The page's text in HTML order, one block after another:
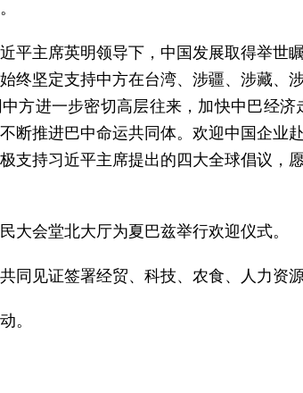
平主席英明领导下，中国发展取得举世
终坚定支持中方在台湾、涉疆、涉藏、
方进一步密切高层往来，加快中巴经
断推进巴中命运共同体。欢迎中国企业
支持习近平主席提出的四大全球倡议，
大会堂北大厅为夏巴兹举行欢迎仪式。
同见证签署经贸、科技、农食、人力资
。